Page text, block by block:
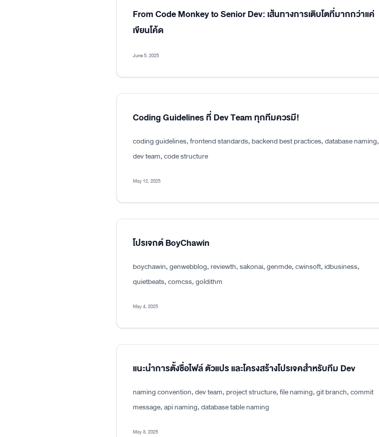
From Code Monkey to Senior Dev: เส้นทางการเติบโตที่มากกว่าแค่
เขียนโค้ด
June 5, 2025
Coding Guidelines ที่ Dev Team ทุกทีมควรมี!
coding guidelines, frontend standards, backend best practices, database naming,
dev team, code structure
May 12, 2025
โปรเจกต์ BoyChawin
boychawin, genwebblog, reviewth, sakonai, genmde, cwinsoft, idbusiness,
quietbeats, comcss, goldithm
May 4, 2025
แนะนำการตั้งชื่อไฟล์ ตัวแปร และโครงสร้างโปรเจคสำหรับทีม Dev
naming convention, dev team, project structure, file naming, git branch, commit
message, api naming, database table naming
May 3, 2025